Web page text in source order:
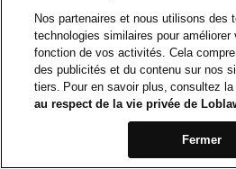
Nos partenaires et nous utilisons des
technologies similaires pour améliorer
fonction de vos activités. Cela
des publicités et du contenu sur nos
tiers. Pour en savoir plus, consultez la
au respect de la vie privée de
Fermer